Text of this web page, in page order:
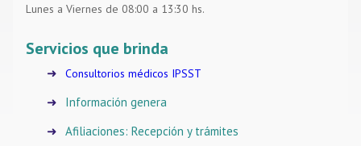
Lunes a Viernes de 08:00 a 13:30 hs.
Servicios que brinda
Consultorios médicos IPSST
Información genera
Afiliaciones: Recepción y trámites